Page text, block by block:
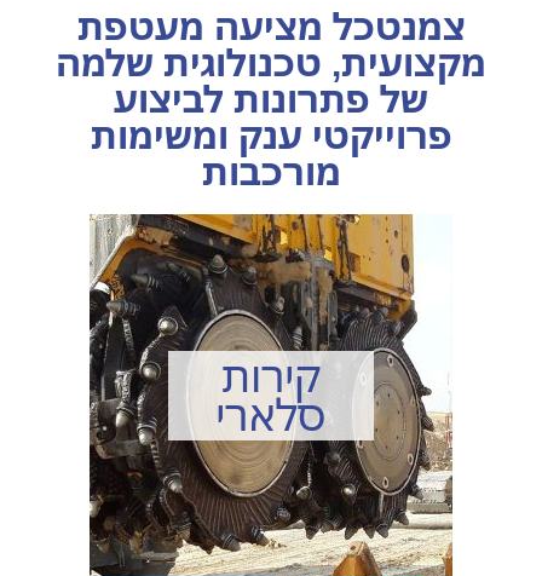
צמנטכל מציעה מעטפת
מקצועית, טכנולוגית שלמה
של פתרונות לביצוע
פרוייקטי ענק ומשימות
מורכבות
קירות
סלארי